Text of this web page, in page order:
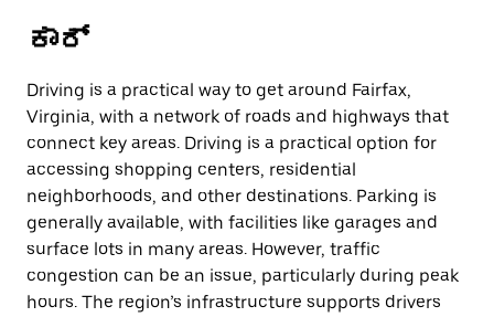
ಕಾರ್
Driving is a practical way to get around Fairfax,
Virginia, with a network of roads and highways that
connect key areas. Driving is a practical option for
accessing shopping centers, residential
neighborhoods, and other destinations. Parking is
generally available, with facilities like garages and
surface lots in many areas. However, traffic
congestion can be an issue, particularly during peak
hours. The region’s infrastructure supports drivers